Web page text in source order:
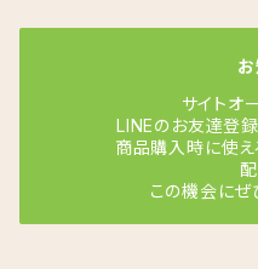
サンデリアーナ
シャインスター
クロコダイルファーン
シュガーホワイト
サイトオ
LINEのお友達登
商品購入時に使
配
この機会にぜ